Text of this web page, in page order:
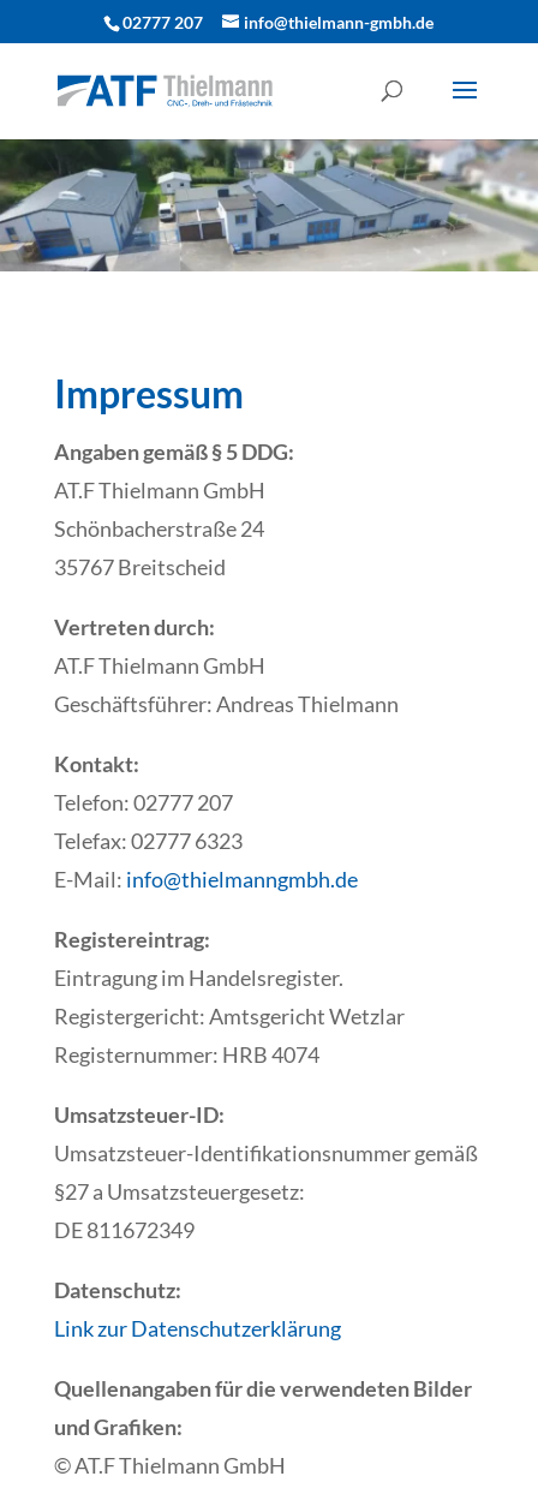
02777 207 info@thielmann-gmbh.de
Impressum
Angaben gemäß § 5 DDG:
AT.F Thielmann GmbH
Schönbacherstraße 24
35767 Breitscheid
Vertreten durch:
AT.F Thielmann GmbH
Geschäftsführer: Andreas Thielmann
Kontakt:
Telefon: 02777 207
Telefax: 02777 6323
E-Mail: info@thielmanngmbh.de
Registereintrag:
Eintragung im Handelsregister.
Registergericht: Amtsgericht Wetzlar
Registernummer: HRB 4074
Umsatzsteuer-ID:
Umsatzsteuer-Identifikationsnummer gemäß
§27 a Umsatzsteuergesetz:
DE 811672349
Datenschutz:
Link zur Datenschutzerklärung
Quellenangaben für die verwendeten Bilder
und Grafiken:
© AT.F Thielmann GmbH